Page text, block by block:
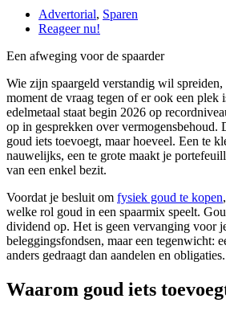
Advertorial, Sparen
Reageer nu!
Een afweging voor de spaarder
Wie zijn spaargeld verstandig wil spreiden,
moment de vraag tegen of er ook een plek
edelmetaal staat begin 2026 op
op in gesprekken over vermogensbehoud.
goud iets toevoegt, maar hoeveel. Een te
nauwelijks, een te grote maakt je
van een enkel bezit.
Voordat je besluit om fysiek goud te kopen
welke rol goud in een spaarmix speelt.
dividend op. Het is geen vervanging voor
beleggingsfondsen, maar een tegenwicht:
anders gedraagt dan aandelen en obligaties.
Waarom goud iets